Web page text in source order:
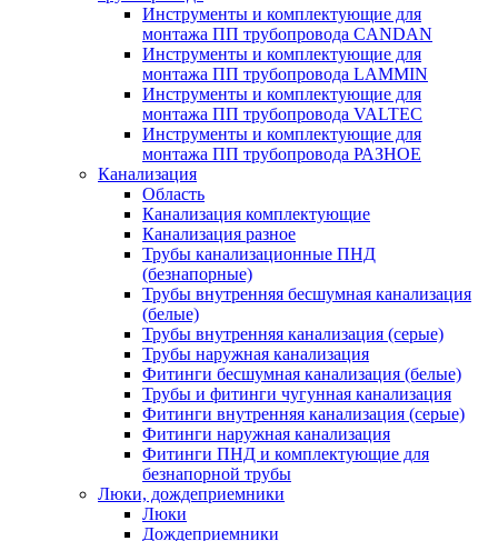
Инструменты и комплектующие для
монтажа ПП трубопровода CANDAN
Инструменты и комплектующие для
монтажа ПП трубопровода LAMMIN
Инструменты и комплектующие для
монтажа ПП трубопровода VALTEC
Инструменты и комплектующие для
монтажа ПП трубопровода РАЗНОЕ
Канализация
Область
Канализация комплектующие
Канализация разное
Трубы канализационные ПНД
(безнапорные)
Трубы внутренняя бесшумная канализация
(белые)
Трубы внутренняя канализация (серые)
Трубы наружная канализация
Фитинги бесшумная канализация (белые)
Трубы и фитинги чугунная канализация
Фитинги внутренняя канализация (серые)
Фитинги наружная канализация
Фитинги ПНД и комплектующие для
безнапорной трубы
Люки, дождеприемники
Люки
Дождеприемники